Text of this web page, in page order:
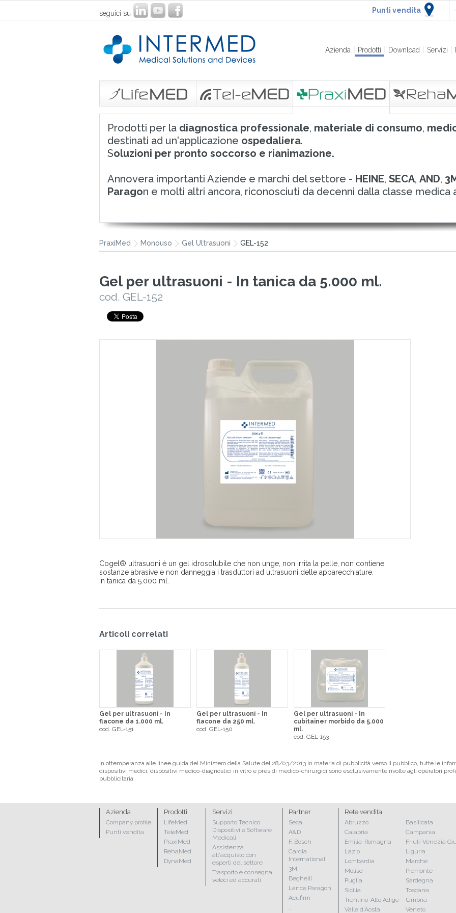
Punti vendita
seguici su
Azienda Prodotti Download Servizi
Prodotti per la diagnostica professionale, materiale di consumo,
destinati ad un'applicazione ospedaliera.
Soluzioni per pronto soccorso e rianimazione.
Annovera importanti Aziende e marchi del settore - HEINE, SECA, AND,
Paragon e molti altri ancora, riconosciuti da decenni dalla classe medica
PraxiMed Monouso Gel Ultrasuoni GEL-152
Gel per ultrasuoni - In tanica da 5.000 ml.
cod. GEL-152
Cogel® ultrasuoni è un gel idrosolubile che non unge, non irrita la pelle, non contiene
sostanze abrasive e non danneggia i trasduttori ad ultrasuoni delle apparecchiature.
In tanica da 5.000 ml.
Articoli correlati
Gel per ultrasuoni - In
flacone da 1.000 ml.
cod. GEL-151
Gel per ultrasuoni - In
flacone da 250 ml.
cod. GEL-150
Gel per ultrasuoni - In
cubitainer morbido da 5.000
ml.
cod. GEL-153
In ottemperanza alle linee guida del Ministero della Salute del 28/03/2013 in materia di pubblicità verso il pubblico, tutte le
dispositivi medici, dispositivi medico-diagnostici in vitro e presidi medico-chirurgici sono esclusivamente rivolte agli operatori
pubblicitaria.
Azienda
Company profile
Punti vendita
Prodotti
LifeMed
TeleMed
PraxiMed
RehaMed
DynaMed
Servizi
Supporto Tecnico
Dispositivi e Software
Medicali
Assistenza
all'acquisto con
esperti del settore
Trasporto e consegna
veloci ed accurati
Partner
Seca
A&D
F. Bosch
Cardia
International
3M
Beghelli
Lance Paragon
Acufirm
...
Rete vendita
Abruzzo
Basilicata
Calabria
Campania
Emilia-Romagna
Friuli-Venezia
Lazio
Liguria
Lombardia
Marche
Molise
Piemonte
Puglia
Sardegna
Sicilia
Toscana
Trentino-Alto Adige
Umbria
Valle d'Aosta
Veneto